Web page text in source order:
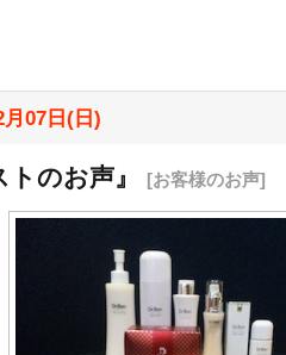
月07日(日)
トのお声』 [お客様のお声]